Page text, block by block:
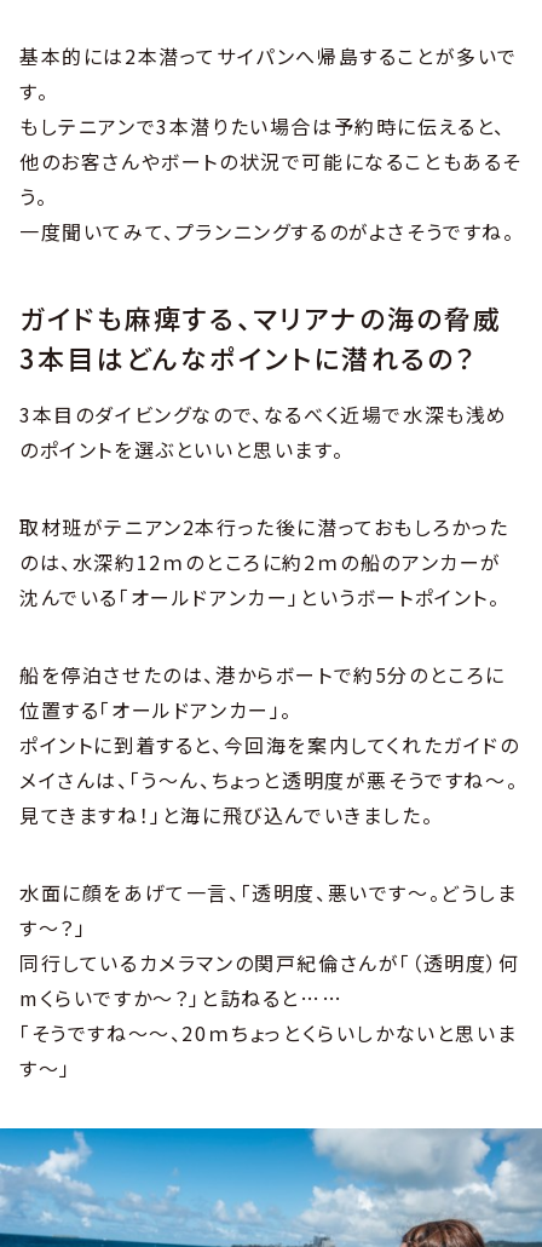
基本的には2本潜ってサイパンへ帰島することが多いで
す。
もしテニアンで3本潜りたい場合は予約時に伝えると、
他のお客さんやボートの状況で可能になることもあるそ
う。
一度聞いてみて、プランニングするのがよさそうですね。
ガイドも麻痺する、マリアナの海の脅威
3本目はどんなポイントに潜れるの？
3本目のダイビングなので、なるべく近場で水深も浅め
のポイントを選ぶといいと思います。
取材班がテニアン2本行った後に潜っておもしろかった
のは、水深約12ｍのところに約2ｍの船のアンカーが
沈んでいる「オールドアンカー」というボートポイント。
船を停泊させたのは、港からボートで約5分のところに
位置する「オールドアンカー」。
ポイントに到着すると、今回海を案内してくれたガイドの
メイさんは、「う～ん、ちょっと透明度が悪そうですね～。
見てきますね！」と海に飛び込んでいきました。
水面に顔をあげて一言、「透明度、悪いです～。どうしま
す～？」
同行しているカメラマンの関戸紀倫さんが「（透明度）何
mくらいですか～？」と訪ねると……
「そうですね～～、20ｍちょっとくらいしかないと思いま
す～」